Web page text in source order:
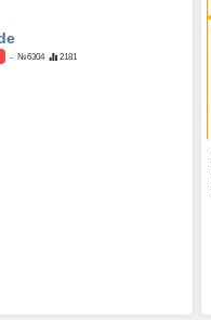
- №6304 2181